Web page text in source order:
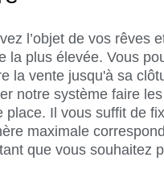
l’objet de vos rêves
la plus élevée. Vous
la vente jusqu'à sa
notre système faire
place. Il vous suffit de
maximale
que vous souhaitez